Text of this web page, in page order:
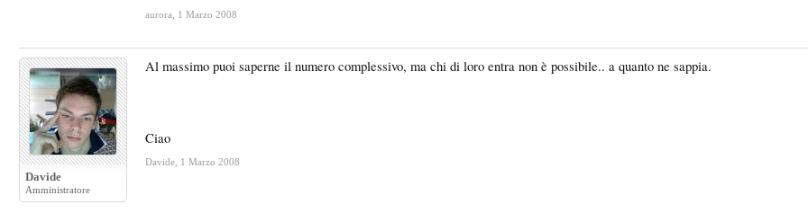
aurora 1 Marzo 2008
Davide
Amministratore
Al massimo puoi saperne il numero complessivo, ma chi di loro entra non è possibile.. a quanto ne sappia.
Ciao
Davide 1 Marzo 2008